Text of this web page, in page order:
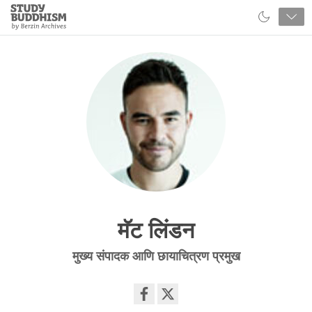
Close
Study
Buddhism
मॅट लिंडन
मुख्य संपादक आणि छायाचित्रण प्रमुख